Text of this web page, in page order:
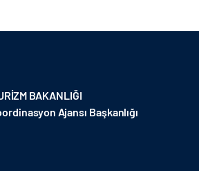
BAKANLIĞI
Ajansı Başkanlığı